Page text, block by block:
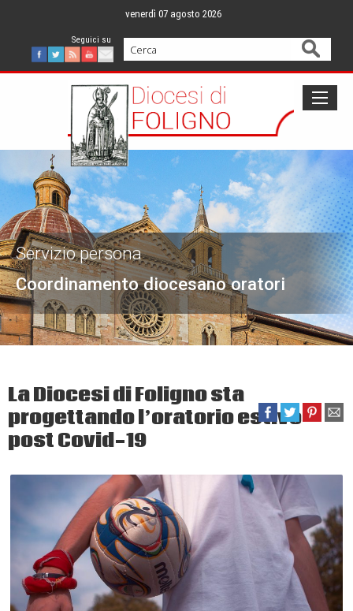
content
venerdì 07 agosto 2026
Facebook
Twitter
FeedYoutube
Mail
Cerca
Coordinamento diocesano oratori
Servizio persona
La Diocesi di Foligno sta
progettando l’oratorio estivo
post Covid-19